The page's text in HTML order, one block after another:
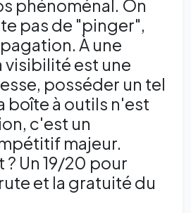
phénoménal. On
pas de "pinger",
À une
visibilité est une
posséder un tel
boîte à outils n'est
c'est un
majeur.
Un 19/20 pour
et la gratuité du